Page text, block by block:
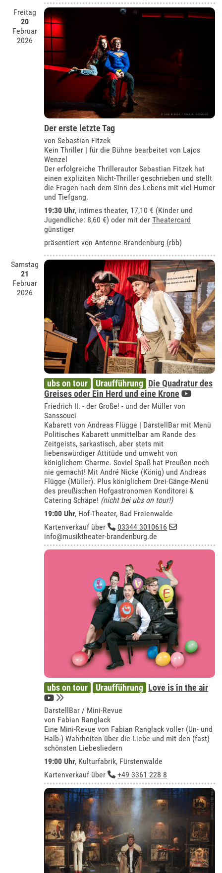
Freitag
20
Februar
2026
Der erste letzte Tag
von Sebastian Fitzek
Kein Thriller | für die Bühne bearbeitet von Lajos
Wenzel
Der erfolgreiche Thrillerautor Sebastian Fitzek hat
einen expliziten Nicht-Thriller geschrieben und stellt
die Fragen nach dem Sinn des Lebens mit viel Humor
und Tiefgang.
19:30 Uhr, intimes theater, 17,10 € (Kinder und
Jugendliche: 8,60 €) oder mit derTheatercard
günstiger
präsentiert vonAntenne Brandenburg (rbb)
Samstag
21
Februar
2026
ubs on tour Uraufführung Die Quadratur des
Greises oder Ein Herd und eine Krone
Friedrich II. - der Große! - und der Müller von
Sanssouci
Kabarett von Andreas Flügge | DarstellBar mit Menü
Politisches Kabarett unmittelbar am Rande des
Zeitgeists, sarkastisch, aber stets mit
liebenswürdiger Attitüde und umweht von
königlichem Charme. Soviel Spaß hat Preußen noch
nie gemacht! Mit André Nicke (König) und Andreas
Flügge (Müller). Plus königlichem Drei-Gänge-Menü
des preußischen Hofgastronomen Konditorei &
Catering Schäpe! (nicht bei ubs on tour!)
19:00 Uhr, Hof-Theater, Bad Freienwalde
Kartenverkauf über
03344 3010616
info@musiktheater-brandenburg.de
ubs on tour Uraufführung Love is in the air
DarstellBar / Mini-Revue
von Fabian Ranglack
Eine Mini-Revue von Fabian Ranglack voller (Un- und
Halb-) Wahrheiten über die Liebe und mit den (fast)
schönsten Liebesliedern
19:00 Uhr, Kulturfabrik, Fürstenwalde
Kartenverkauf über
+49 3361 228 8